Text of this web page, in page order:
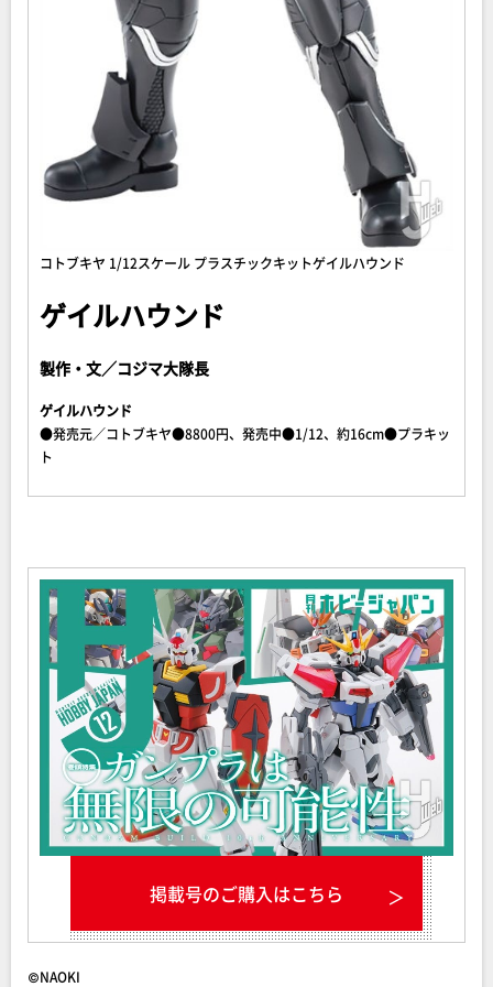
コトブキヤ 1/12スケール プラスチックキットゲイルハウンド
ゲイルハウンド
製作・文／コジマ大隊長
ゲイルハウンド
●発売元／コトブキヤ●8800円、発売中●1/12、約16cm●プラキッ
ト
掲載号のご購入はこちら
©NAOKI